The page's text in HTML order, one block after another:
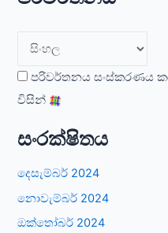
පරිවර්තනය සංස්කරණය
විසින්
සංරක්ෂිතය
දෙසැම්බර් 2024
නොවැම්බර් 2024
ඔක්තෝබර් 2024